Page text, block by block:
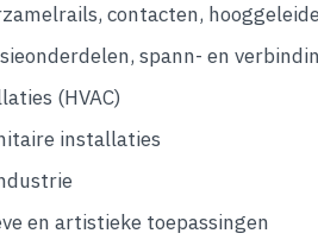
contacten,
spann- en
(HVAC)
installaties
en artistieke toepassingen